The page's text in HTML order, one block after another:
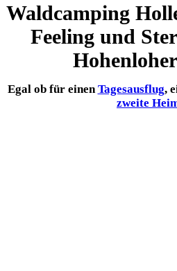
Waldcamping
Feeling und
Egal ob für einen Tagesausflug,
zweite